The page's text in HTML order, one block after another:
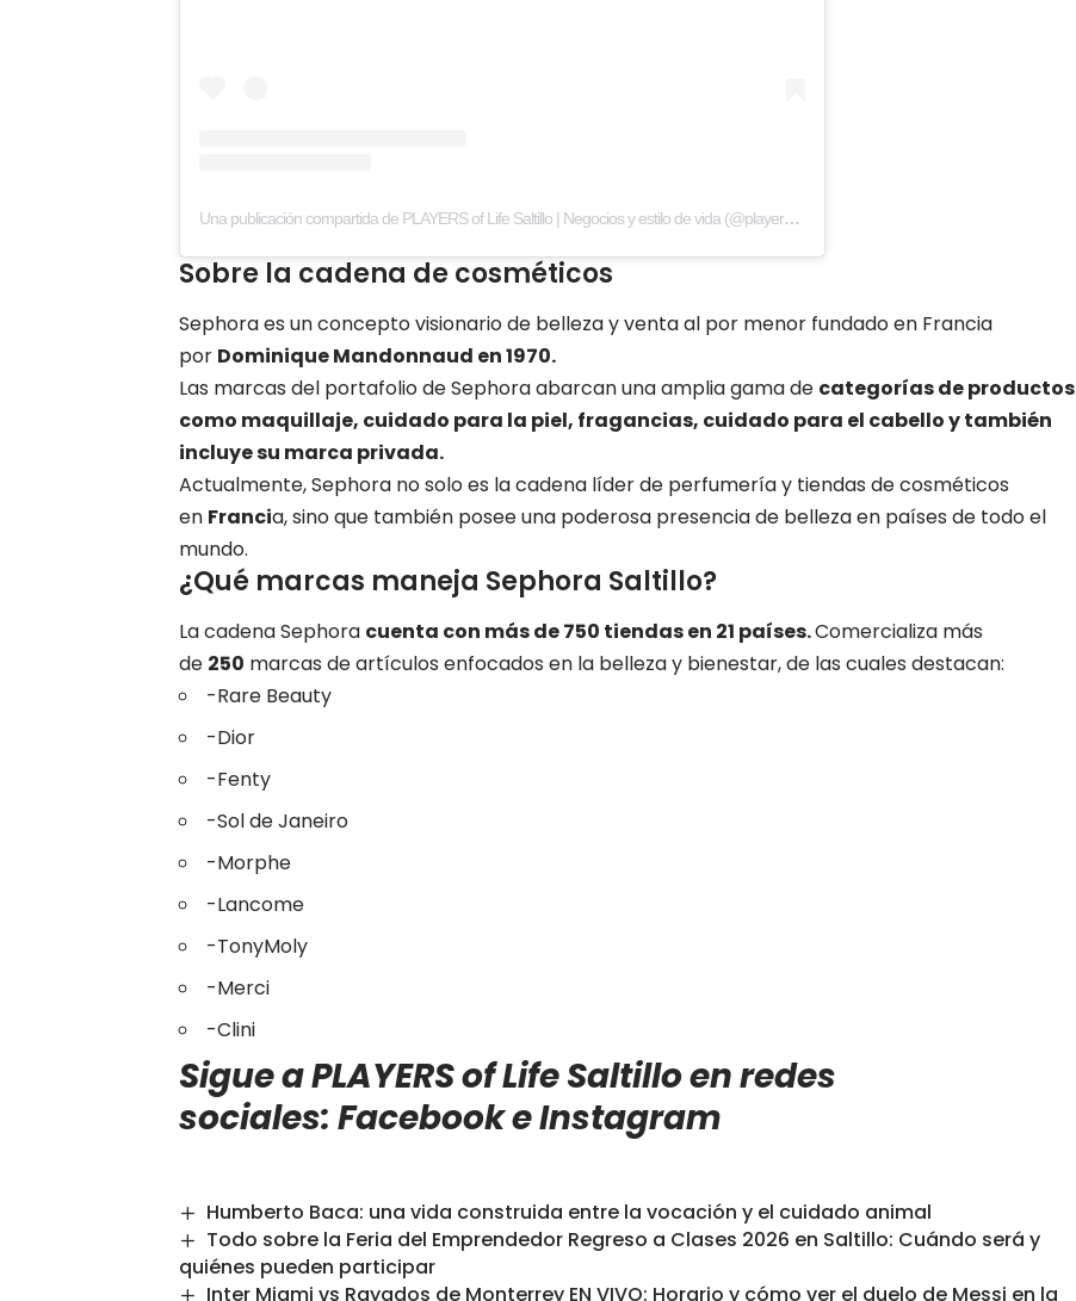
Una publicación compartida de PLAYERS of Life Saltillo | Negocios y estilo de vida (@players_saltillo)
Sobre la cadena de cosméticos
Sephora es un concepto visionario de belleza y venta al por menor fundado en Francia
por Dominique Mandonnaud en 1970.
Las marcas del portafolio de Sephora abarcan una amplia gama de categorías de productos
como maquillaje, cuidado para la piel, fragancias, cuidado para el cabello y también
incluye su marca privada.
Actualmente, Sephora no solo es la cadena líder de perfumería y tiendas de cosméticos
en Francia, sino que también posee una poderosa presencia de belleza en países de todo el
mundo.
¿Qué marcas maneja Sephora Saltillo?
La cadena Sephora cuenta con más de 750 tiendas en 21 países.Comercializa más
de 250 marcas de artículos enfocados en la belleza y bienestar, de las cuales destacan:
-Rare Beauty
-Dior
-Fenty
-Sol de Janeiro
-Morphe
-Lancome
-TonyMoly
-Merci
-Clini
Sigue a PLAYERS of Life Saltillo en redes
sociales: FacebookeInstagram
Humberto Baca: una vida construida entre la vocación y el cuidado animal
Todo sobre la Feria del Emprendedor Regreso a Clases 2026 en Saltillo: Cuándo será y
quiénes pueden participar
Inter Miami vs Rayados de Monterrey EN VIVO: Horario y cómo ver el duelo de Messi en la